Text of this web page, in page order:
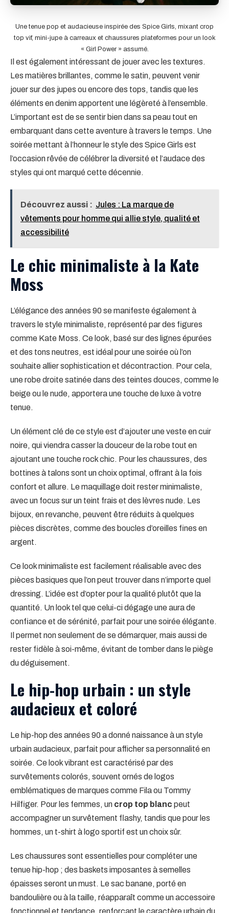
Une tenue pop et audacieuse inspirée des Spice Girls, mixant crop
top vif, mini-jupe à carreaux et chaussures plateformes pour un look
« Girl Power » assumé.
Il est également intéressant de jouer avec les textures.
Les matières brillantes, comme le satin, peuvent venir
jouer sur des jupes ou encore des tops, tandis que les
éléments en denim apportent une légèreté à l’ensemble.
L’important est de se sentir bien dans sa peau tout en
embarquant dans cette aventure à travers le temps. Une
soirée mettant à l’honneur le style des Spice Girls est
l’occasion rêvée de célébrer la diversité et l’audace des
styles qui ont marqué cette décennie.
Découvrez aussi : Jules : La marque de
vêtements pour homme qui allie style, qualité et
accessibilité
Le chic minimaliste à la Kate
Moss
L’élégance des années 90 se manifeste également à
travers le style minimaliste, représenté par des figures
comme Kate Moss. Ce look, basé sur des lignes épurées
et des tons neutres, est idéal pour une soirée où l’on
souhaite allier sophistication et décontraction. Pour cela,
une robe droite satinée dans des teintes douces, comme le
beige ou le nude, apportera une touche de luxe à votre
tenue.
Un élément clé de ce style est d’ajouter une veste en cuir
noire, qui viendra casser la douceur de la robe tout en
ajoutant une touche rock chic. Pour les chaussures, des
bottines à talons sont un choix optimal, offrant à la fois
confort et allure. Le maquillage doit rester minimaliste,
avec un focus sur un teint frais et des lèvres nude. Les
bijoux, en revanche, peuvent être réduits à quelques
pièces discrètes, comme des boucles d’oreilles fines en
argent.
Ce look minimaliste est facilement réalisable avec des
pièces basiques que l’on peut trouver dans n’importe quel
dressing. L’idée est d’opter pour la qualité plutôt que la
quantité. Un look tel que celui-ci dégage une aura de
confiance et de sérénité, parfait pour une soirée élégante.
Il permet non seulement de se démarquer, mais aussi de
rester fidèle à soi-même, évitant de tomber dans le piège
du déguisement.
Le hip-hop urbain : un style
audacieux et coloré
Le hip-hop des années 90 a donné naissance à un style
urbain audacieux, parfait pour afficher sa personnalité en
soirée. Ce look vibrant est caractérisé par des
survêtements colorés, souvent ornés de logos
emblématiques de marques comme Fila ou Tommy
Hilfiger. Pour les femmes, un crop top blanc peut
accompagner un survêtement flashy, tandis que pour les
hommes, un t-shirt à logo sportif est un choix sûr.
Les chaussures sont essentielles pour compléter une
tenue hip-hop ; des baskets imposantes à semelles
épaisses seront un must. Le sac banane, porté en
bandoulière ou à la taille, réapparaît comme un accessoire
fonctionnel et tendance, renforçant le caractère urbain du